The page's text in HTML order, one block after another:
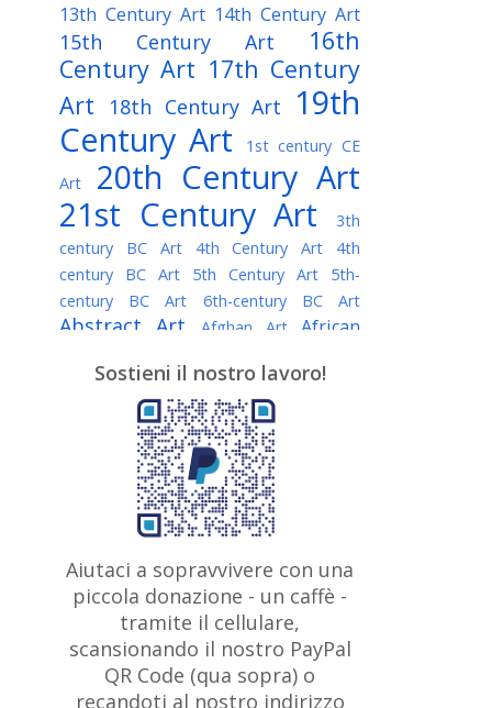
13th Century Art 14th Century Art
15th Century Art
16th
Century Art 17th Century
Art
18th Century Art
19th
Century Art
1st century CE
Art
20th Century Art
21st Century Art
3th
century BC Art
4th Century Art
4th
century BC Art
5th Century Art
5th-
century BC Art
6th-century BC Art
Abstract Art Afghan Art
African
Algerian painter American Art
Argentine Art Armenian painter
Art history Art Institute of Chicago
Art Quotes - Literature
Australian Art Austrian Art
Austro-Hungarian Art Awarded
Artist
Baroque Art
Belarusian
Art Belgian Art Bohemian Art Bolivian
Bosnian Art Brazilian Art British
Art British Museum Brooklyn Museum
Bulgarian Art Burmese Art Canadian
Art
Caravaggio
Chilean Art
Sostieni il nostro lavoro!
Aiutaci a sopravvivere con una
piccola donazione - un caffè -
tramite il cellulare,
scansionando il nostro PayPal
QR Code (qua sopra) o
recandoti al nostro indirizzo